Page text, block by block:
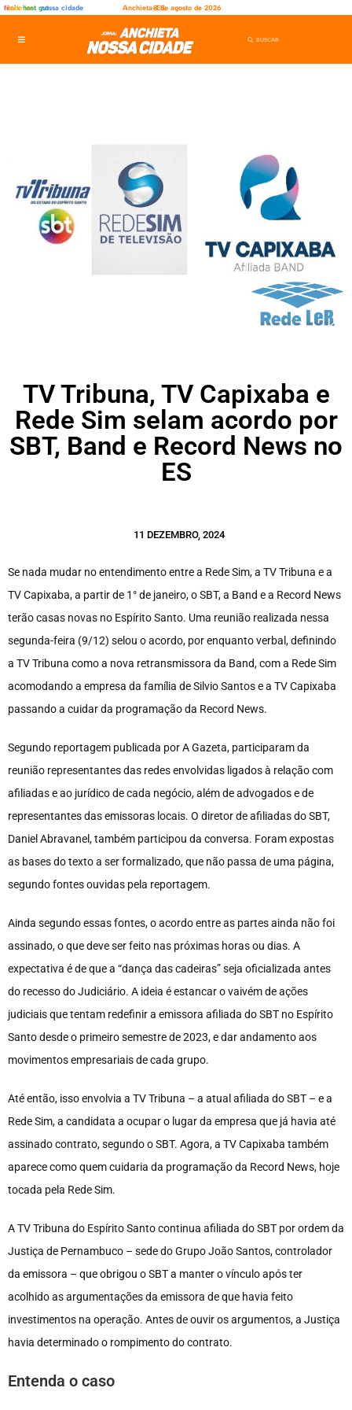
fênix
rede lerhost gutnossa cidade Anchieta-ES,8 de agosto de 2026
TV Tribuna, TV Capixaba e
Rede Sim selam acordo por
SBT, Band e Record News no
ES
11 DEZEMBRO, 2024
Se nada mudar no entendimento entre a Rede Sim, a TV Tribuna e a
TV Capixaba, a partir de 1° de janeiro, o SBT, a Band e a Record News
terão casas novas no Espírito Santo. Uma reunião realizada nessa
segunda-feira (9/12) selou o acordo, por enquanto verbal, definindo
a TV Tribuna como a nova retransmissora da Band, com a Rede Sim
acomodando a empresa da família de Silvio Santos e a TV Capixaba
passando a cuidar da programação da Record News.
Segundo reportagem publicada por A Gazeta, participaram da
reunião representantes das redes envolvidas ligados à relação com
afiliadas e ao jurídico de cada negócio, além de advogados e de
representantes das emissoras locais. O diretor de afiliadas do SBT,
Daniel Abravanel, também participou da conversa. Foram expostas
as bases do texto a ser formalizado, que não passa de uma página,
segundo fontes ouvidas pela reportagem.
Ainda segundo essas fontes, o acordo entre as partes ainda não foi
assinado, o que deve ser feito nas próximas horas ou dias. A
expectativa é de que a “dança das cadeiras” seja oficializada antes
do recesso do Judiciário. A ideia é estancar o vaivém de ações
judiciais que tentam redefinir a emissora afiliada do SBT no Espírito
Santo desde o primeiro semestre de 2023, e dar andamento aos
movimentos empresariais de cada grupo.
Até então, isso envolvia a TV Tribuna – a atual afiliada do SBT – e a
Rede Sim, a candidata a ocupar o lugar da empresa que já havia até
assinado contrato, segundo o SBT. Agora, a TV Capixaba também
aparece como quem cuidaria da programação da Record News, hoje
tocada pela Rede Sim.
A TV Tribuna do Espírito Santo continua afiliada do SBT por ordem da
Justiça de Pernambuco – sede do Grupo João Santos, controlador
da emissora – que obrigou o SBT a manter o vínculo após ter
acolhido as argumentações da emissora de que havia feito
investimentos na operação. Antes de ouvir os argumentos, a Justiça
havia determinado o rompimento do contrato.
Entenda o caso